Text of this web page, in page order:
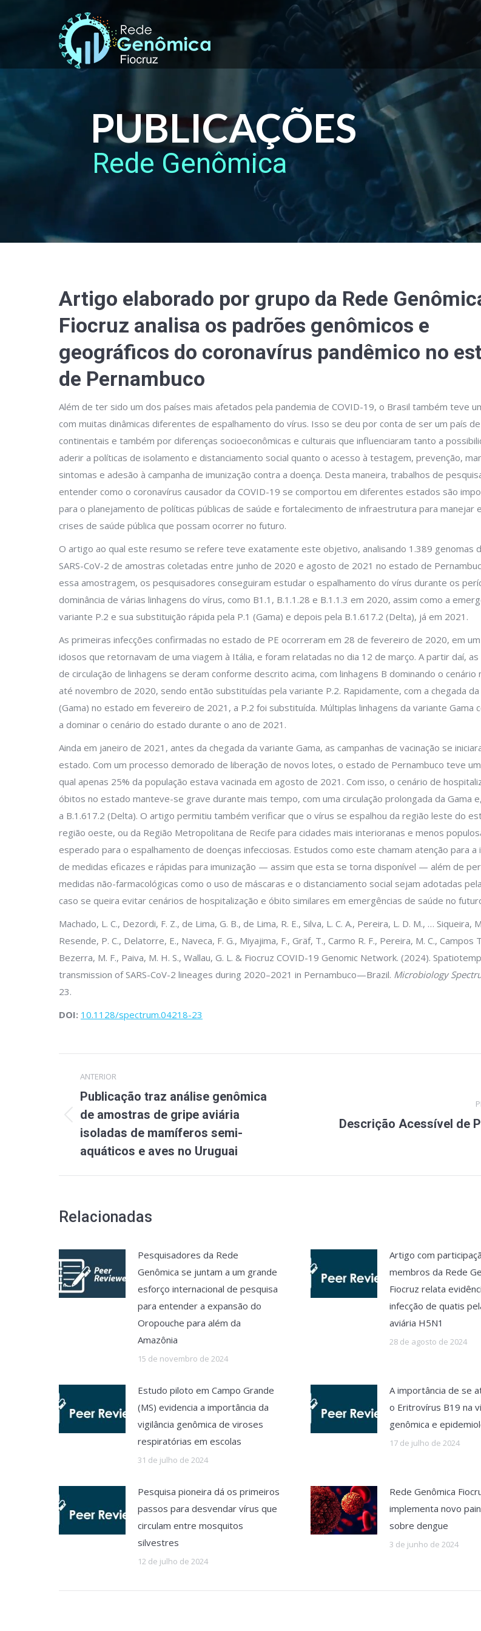
PUBLICAÇÕES
Rede Genômica
Artigo elaborado por grupo da Rede
Fiocruz analisa os padrões genômicos e
geográficos do coronavírus pandêmico no
de Pernambuco
Além de ter sido um dos países mais afetados pela pandemia de COVID-19, o Brasil também teve
com muitas dinâmicas diferentes de espalhamento do vírus. Isso se deu por conta de ser um país
continentais e também por diferenças socioeconômicas e culturais que influenciaram tanto a
aderir a políticas de isolamento e distanciamento social quanto o acesso à testagem, prevenção,
sintomas e adesão à campanha de imunização contra a doença. Desta maneira, trabalhos de
entender como o coronavírus causador da COVID-19 se comportou em diferentes estados são
para o planejamento de políticas públicas de saúde e fortalecimento de infraestrutura para manejar
crises de saúde pública que possam ocorrer no futuro.
O artigo ao qual este resumo se refere teve exatamente este objetivo, analisando 1.389 genomas
SARS-CoV-2 de amostras coletadas entre junho de 2020 e agosto de 2021 no estado de
essa amostragem, os pesquisadores conseguiram estudar o espalhamento do vírus durante os
dominância de várias linhagens do vírus, como B1.1, B.1.1.28 e B.1.1.3 em 2020, assim como a
variante P.2 e sua substituição rápida pela P.1 (Gama) e depois pela B.1.617.2 (Delta), já em 2021.
As primeiras infecções confirmadas no estado de PE ocorreram em 28 de fevereiro de 2020, em
idosos que retornavam de uma viagem à Itália, e foram relatadas no dia 12 de março. A partir daí, as
de circulação de linhagens se deram conforme descrito acima, com linhagens B dominando o cenário
até novembro de 2020, sendo então substituídas pela variante P.2. Rapidamente, com a chegada da
(Gama) no estado em fevereiro de 2021, a P.2 foi substituída. Múltiplas linhagens da variante Gama
a dominar o cenário do estado durante o ano de 2021.
Ainda em janeiro de 2021, antes da chegada da variante Gama, as campanhas de vacinação se
estado. Com um processo demorado de liberação de novos lotes, o estado de Pernambuco teve
qual apenas 25% da população estava vacinada em agosto de 2021. Com isso, o cenário de
óbitos no estado manteve-se grave durante mais tempo, com uma circulação prolongada da Gama
a B.1.617.2 (Delta). O artigo permitiu também verificar que o vírus se espalhou da região leste do
região oeste, ou da Região Metropolitana de Recife para cidades mais interioranas e menos
esperado para o espalhamento de doenças infecciosas. Estudos como este chamam atenção para a
de medidas eficazes e rápidas para imunização — assim que esta se torna disponível — além de
medidas não-farmacológicas como o uso de máscaras e o distanciamento social sejam adotadas
caso se queira evitar cenários de hospitalização e óbito similares em emergências de saúde no
Machado, L. C., Dezordi, F. Z., de Lima, G. B., de Lima, R. E., Silva, L. C. A., Pereira, L. D. M., … Siqueira,
Resende, P. C., Delatorre, E., Naveca, F. G., Miyajima, F., Gräf, T., Carmo R. F., Pereira, M. C., Campos
Bezerra, M. F., Paiva, M. H. S., Wallau, G. L. & Fiocruz COVID-19 Genomic Network. (2024).
transmission of SARS-CoV-2 lineages during 2020–2021 in Pernambuco—Brazil. Microbiology
23.
DOI: 10.1128/spectrum.04218-23
post:
ANTERIOR
Post
anterior:
Publicação traz análise genômica
de amostras de gripe aviária
isoladas de mamíferos semi-
aquáticos e aves no Uruguai
PróximoDescrição Acessível de
Relacionadas
Pesquisadores da Rede
Genômica se juntam a um grande
esforço internacional de pesquisa
para entender a expansão do
Oropouche para além da
Amazônia
15 de novembro de 2024
Artigo com
membros da Rede
Fiocruz relata
infecção de quatis
aviária H5N1
28 de agosto de 2024
Estudo piloto em Campo Grande
(MS) evidencia a importância da
vigilância genômica de viroses
respiratórias em escolas
31 de julho de 2024
A importância de se
o Eritrovírus B19 na
genômica e
17 de julho de 2024
Pesquisa pioneira dá os primeiros
passos para desvendar vírus que
circulam entre mosquitos
silvestres
12 de julho de 2024
Rede Genômica
implementa novo
sobre dengue
3 de junho de 2024